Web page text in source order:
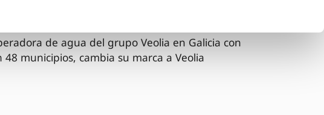
de agua del grupo Veolia en Galicia con
48 municipios, cambia su marca a Veolia